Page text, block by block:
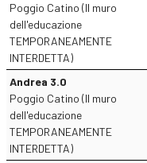
Poggio Catino (Il muro
dell'educazione
TEMPORANEAMENTE
INTERDETTA)
Andrea 3.0
Poggio Catino (Il muro
dell'educazione
TEMPORANEAMENTE
INTERDETTA)